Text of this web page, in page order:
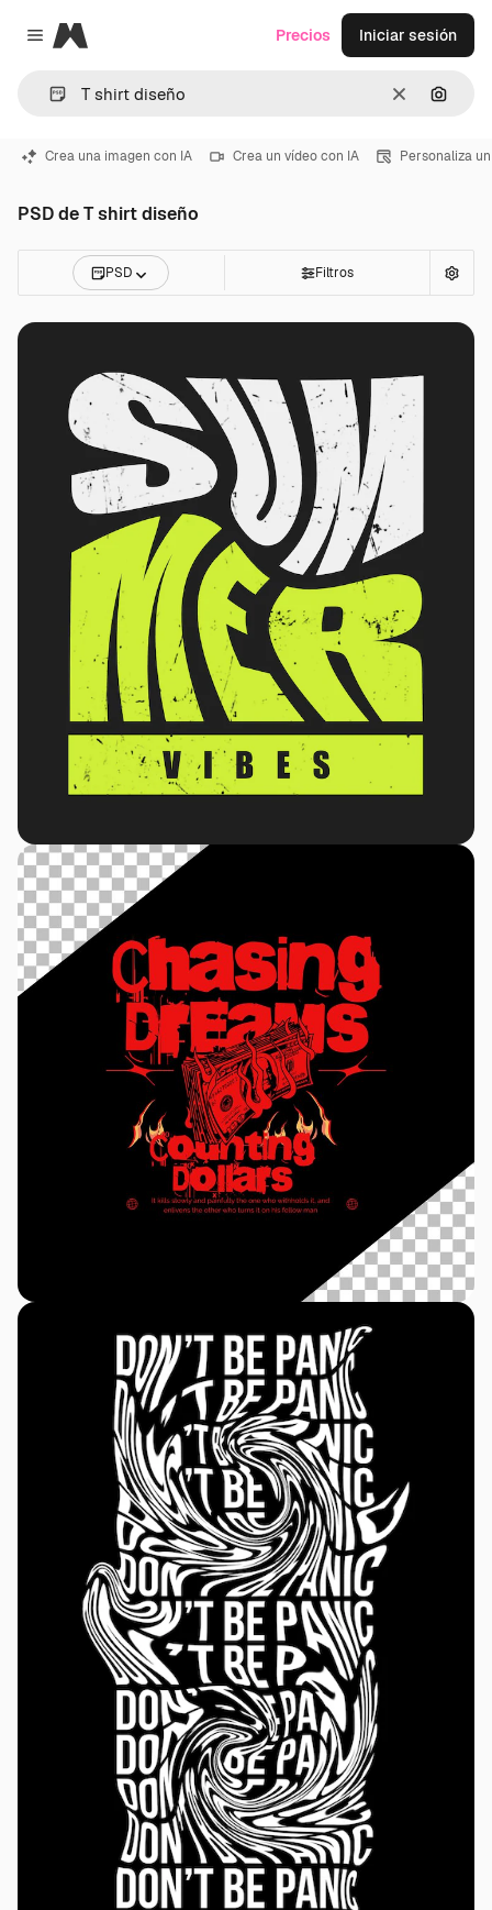
Close menu
Magnific
Borrar
Precios Iniciar sesión
Crea una imagen con IA Crea un vídeo con IA Personaliza
PSD de T shirt diseño
PSD Filtros